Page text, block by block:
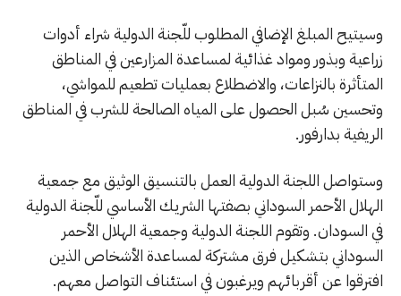
وسيتيح المبلغ الإضافي المطلوب للّجنة الدولية شراء أدوات
زراعية وبذور ومواد غذائية لمساعدة المزارعين في المناطق
المتأثرة بالنزاعات، والاضطلاع بعمليات تطعيم للمواشي،
وتحسين سُبل الحصول على المياه الصالحة للشرب في المناطق
الريفية بدارفور.
وستواصل اللجنة الدولية العمل بالتنسيق الوثيق مع جمعية
الهلال الأحمر السوداني بصفتها الشريك الأساسي للّجنة الدولية
في السودان. وتقوم اللجنة الدولية وجمعية الهلال الأحمر
السوداني بتشكيل فرق مشتركة لمساعدة الأشخاص الذين
افترقوا عن أقربائهم ويرغبون في استئناف التواصل معهم.